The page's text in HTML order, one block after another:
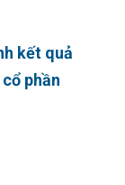
kết quả
phần